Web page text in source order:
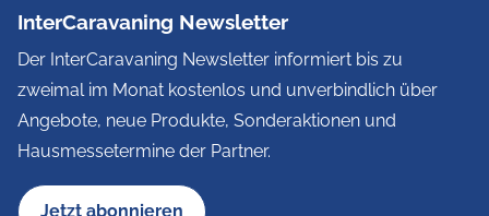
InterCaravaning Newsletter
Der InterCaravaning Newsletter informiert bis zu
zweimal im Monat kostenlos und unverbindlich über
Angebote, neue Produkte, Sonderaktionen und
Hausmessetermine der Partner.
Jetzt abonnieren